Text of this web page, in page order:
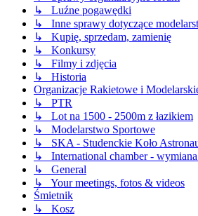
↳ Luźne pogawędki
↳ Inne sprawy dotyczące
↳ Kupię, sprzedam, zamienię
↳ Konkursy
↳ Filmy i zdjęcia
↳ Historia
Organizacje Rakietowe i
↳ PTR
↳ Lot na 1500 - 2500m z łazikiem
↳ Modelarstwo Sportowe
↳ SKA - Studenckie Koło
↳ International chamber -
↳ General
↳ Your meetings, fotos & videos
Śmietnik
↳ Kosz